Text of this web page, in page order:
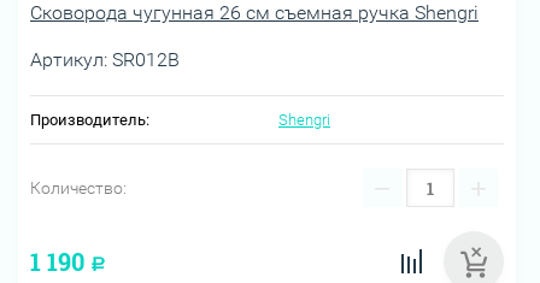
Сковорода чугунная 26 см съемная ручка Shengri
Артикул: SR012B
Производитель: Shengri
Количество: − +
1 190 Р